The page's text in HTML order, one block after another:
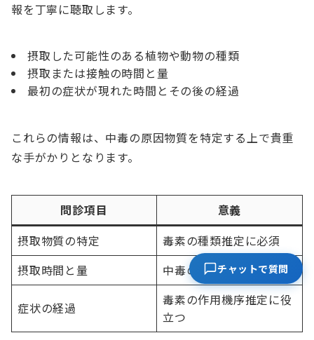
報を丁寧に聴取します。
摂取した可能性のある植物や動物の種類
摂取または接触の時間と量
最初の症状が現れた時間とその後の経過
これらの情報は、中毒の原因物質を特定する上で貴重
な手がかりとなります。
問診項目
意義
摂取物質の特定
毒素の種類推定に必須
摂取時間と量
中毒の進行度予測に有用
症状の経過
毒素の作用機序推定に役
立つ
チャットで質問